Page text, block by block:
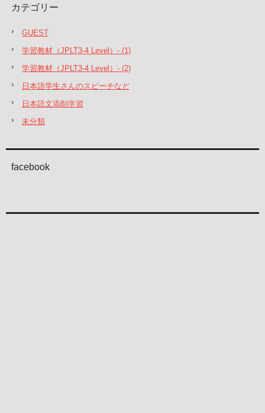
カテゴリー
GUEST
学習教材（JPLT3-4 Level）- (1)
学習教材（JPLT3-4 Level）- (2)
日本語学生さんのスピーチなど
日本語文添削学習
未分類
facebook